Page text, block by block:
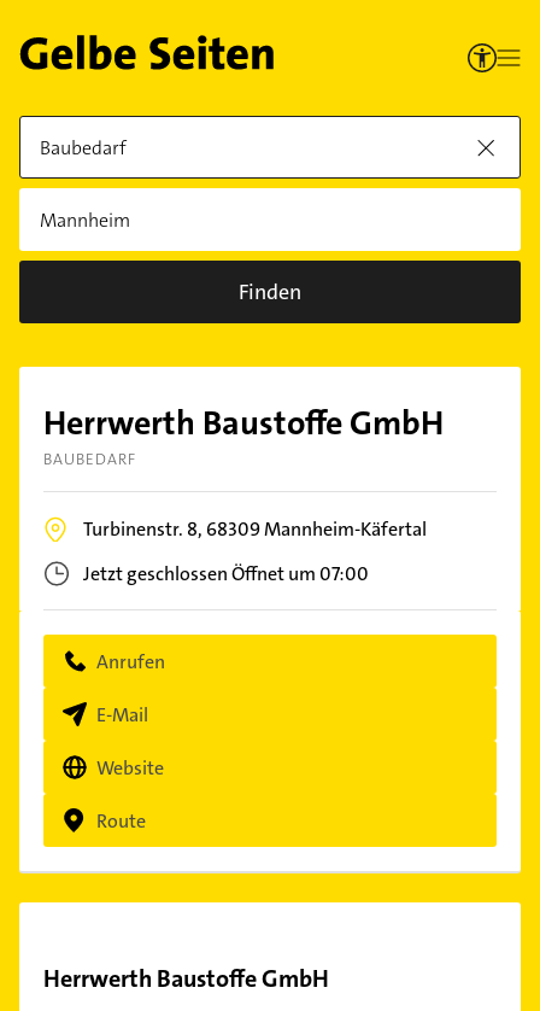
Finden
Herrwerth Baustoffe GmbH
BAUBEDARF
Turbinenstr. 8, 68309Mannheim-Käfertal
Jetzt geschlossenÖffnet um 07:00
Anrufen
E-Mail
Website
Route
Herrwerth Baustoffe GmbH